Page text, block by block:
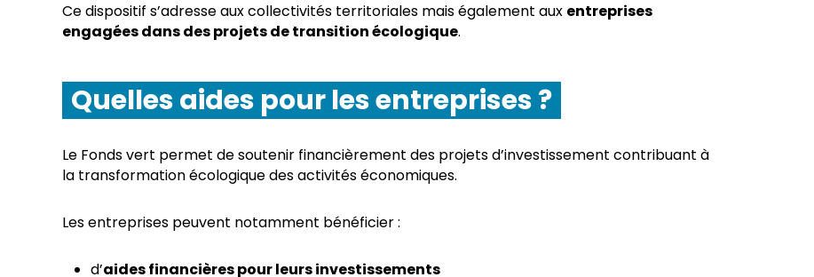
Ce dispositif s’adresse aux collectivités territoriales mais également aux entreprises
engagées dans des projets de transition écologique.
Quelles aides pour les entreprises ?
Le Fonds vert permet de soutenir financièrement des projets d’investissement contribuant à
la transformation écologique des activités économiques.
Les entreprises peuvent notamment bénéficier :
d’aides financières pour leurs investissements